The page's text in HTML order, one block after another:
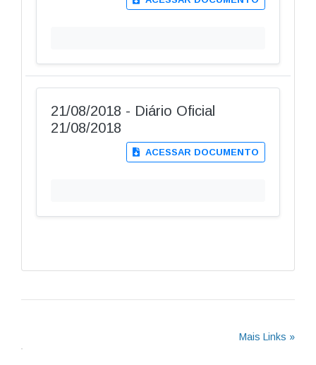
21/08/2018 - Diário Oficial
21/08/2018
ACESSAR DOCUMENTO
Mais Links »